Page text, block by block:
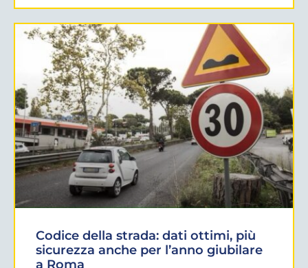
Codice della strada: dati ottimi, più
sicurezza anche per l’anno giubilare
a Roma